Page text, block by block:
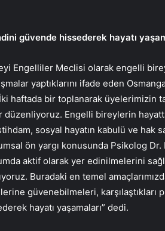
güvende hissederek hayatı
Engelliler Meclisi olarak engelli
yaptıklarını ifade eden
haftada bir toplanarak
düzenliyoruz. Engelli bireylerin
sosyal hayatın kabulü ve hak
ön yargı konusunda Psikolog
aktif olarak yer edinilmelerini
Buradaki en temel
güvenebilmeleri, karşılaştıkları
hayatı yaşamaları” dedi.